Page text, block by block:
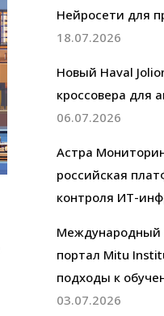
Нейросети для
18.07.2026
Новый Haval
кроссовера для
06.07.2026
Астра
российская
контроля ИТ-
Международный
портал Mitu
подходы к
03.07.2026